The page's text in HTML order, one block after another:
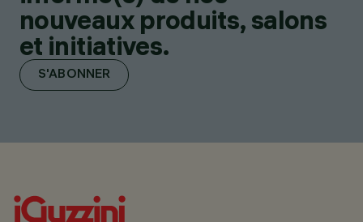
nouveaux produits, salons
et initiatives.
S'ABONNER